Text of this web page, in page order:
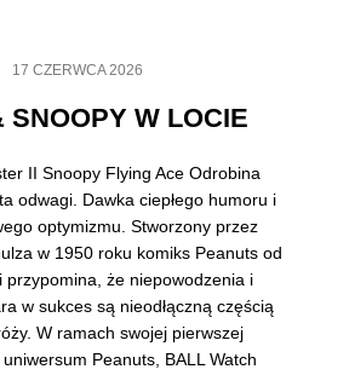
17 CZERWCA 2026
SNOOPY W LOCIE
II Snoopy Flying Ace Odrobina
odwagi. Dawka ciepłego humoru i
optymizmu. Stworzony przez
w 1950 roku komiks Peanuts od
przypomina, że niepowodzenia i
w sukces są nieodłączną częścią
W ramach swojej pierwszej
uniwersum Peanuts, BALL Watch